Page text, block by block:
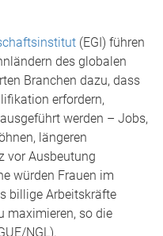
(EGI) führen
des globalen
Branchen dazu, dass
erfordern,
werden – Jobs,
längeren
vor Ausbeutung
würden Frauen im
billige Arbeitskräfte
maximieren, so die
NGL).